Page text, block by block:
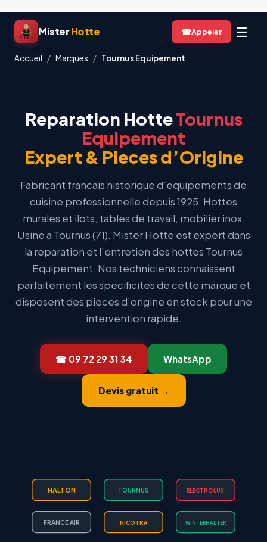
Aller
contenu
MisterHotte ☎ ☰
Accueil / Marques / Tournus Equipement
Reparation HotteTournus
Equipement
Expert & Pieces d’Origine
Fabricant francais historique d’equipements de
cuisine professionnelle depuis 1925. Hottes
murales et ilots, tables de travail, mobilier inox.
Usine a Tournus (71). Mister Hotte est expert dans
la reparation et l’entretien des hottes Tournus
Equipement. Nos techniciens connaissent
parfaitement les specificites de cette marque et
disposent des pieces d’origine en stock pour une
intervention rapide.
☎ 09 72 29 31 34 WhatsApp
Devis gratuit →
HALTON TOURNUS ELECTROLUX
FRANCE AIR NICOTRA WINTERHALTER